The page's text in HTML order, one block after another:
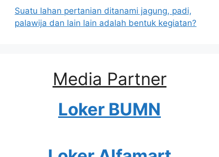
Suatu lahan pertanian ditanami jagung, padi,
palawija dan lain lain adalah bentuk kegiatan?
Media Partner
Loker BUMN